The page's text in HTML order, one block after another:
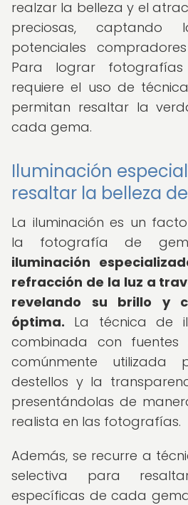
realzar la belleza y el
preciosas,
potenciales
Para lograr fotografías
requiere el uso de
permitan resaltar la
cada gema.
Iluminación
resaltar la belleza
La iluminación es un
la fotografía de
iluminación
refracción de la luz a
revelando su brillo y
óptima. La técnica de
combinada con
comúnmente utilizada
destellos y la
presentándolas de
realista en las fotografías.
Además, se recurre a
selectiva para
específicas de cada